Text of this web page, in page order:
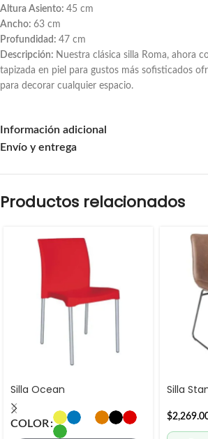
Altura Asiento: 45 cm
Ancho: 63 cm
Profundidad: 47 cm
Descripción: Nuestra clásica silla Roma, ahora
tapizada en piel para gustos más sofisticados
para decorar cualquier espacio.
Información adicional
Envío y entrega
Productos relacionados
Silla Ocean
COLOR
Silla
$